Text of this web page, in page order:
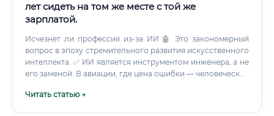
лет сидеть на том же месте с той же
зарплатой.
Исчезнет ли профессия из-за ИИ 🤖 Это закономерный
вопрос в эпоху стремительного развития искусственного
интеллекта. ✅ ИИ является инструментом инженера, а не
его заменой. В авиации, где цена ошибки — человеческие
невозможно по юридическим, этическим и техническим
Читать статью →